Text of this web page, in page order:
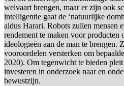
welvaart brengen, maar er zijn ook
intelligentie gaat de ‘natuurlijke
aldus Harari. Robots zullen mensen
rendement te maken voor producten
ideologieën aan de man te brengen.
vooroordelen versterken om
2020). Om tegenwicht te bieden
investeren in onderzoek naar en
bewustzijn.